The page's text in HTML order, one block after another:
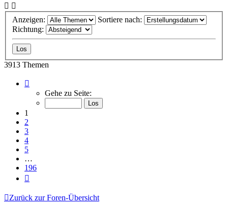
Anzeigen:
Sortiere nach:
Richtung:
3913 Themen
von
Gehe zu Seite:
1
2
3
4
5
…
196
Zurück zur Foren-Übersicht